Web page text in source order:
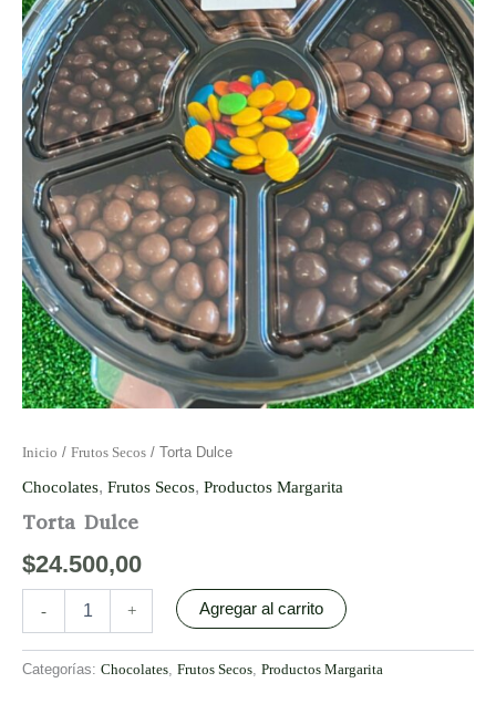
Inicio / Frutos Secos / Torta Dulce
Chocolates, Frutos Secos, Productos Margarita
Torta Dulce
$24.500,00
- + Agregar al carrito
Categorías: Chocolates, Frutos Secos, Productos Margarita